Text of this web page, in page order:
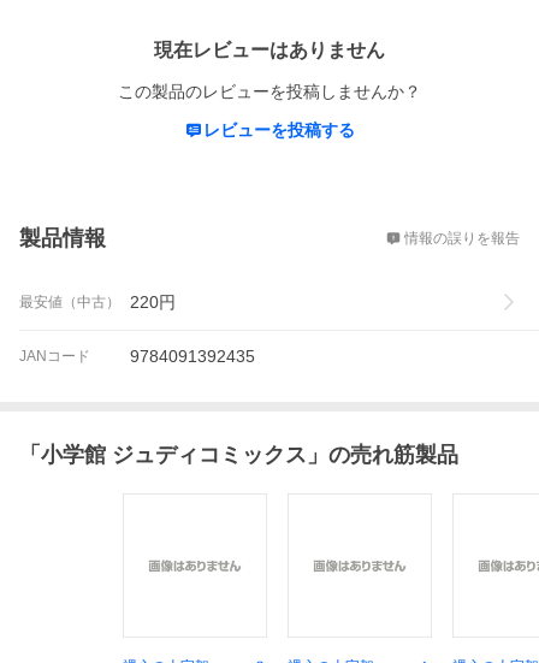
現在レビューはありません
この製品のレビューを投稿しませんか？
レビューを投稿する
製品情報 情報の誤りを報告
最安値（中古） 220円
JANコード 9784091392435
「 小学館 ジュディコミックス 」の売れ筋製品